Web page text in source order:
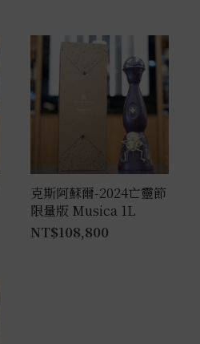
克斯阿蘇爾-2024亡靈節
限量版 Musica 1L
NT$108,800